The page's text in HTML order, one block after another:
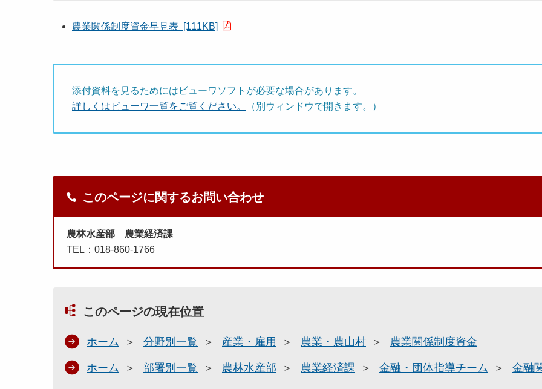
農業関係制度資金早見表 [111KB]
添付資料を見るためにはビューワソフトが必要な場合があります。
詳しくはビューワ一覧をご覧ください。
（別ウィンドウで開きます。）
このページに関するお問い合わせ
農林水産部 農業経済課
TEL：018-860-1766
このページの現在位置
ホーム 分野別一覧 産業・雇用 農業・農山村 農業関係制度資金
ホーム 部署別一覧 農林水産部 農業経済課 金融・団体指導チーム 金融